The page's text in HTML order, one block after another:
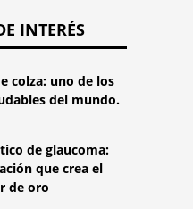
INTERÉS
colza: uno de los
del mundo.
de glaucoma:
que crea el
de oro